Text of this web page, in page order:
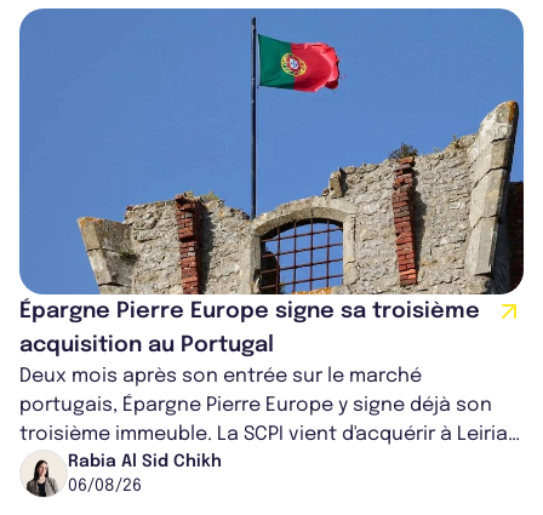
Épargne Pierre Europe signe sa troisième
acquisition au Portugal
Deux mois après son entrée sur le marché
portugais, Épargne Pierre Europe y signe déjà son
troisième immeuble. La SCPI vient d'acquérir à Leiria,
dans le centre du pays, un établis...
Rabia Al Sid Chikh
06/08/26